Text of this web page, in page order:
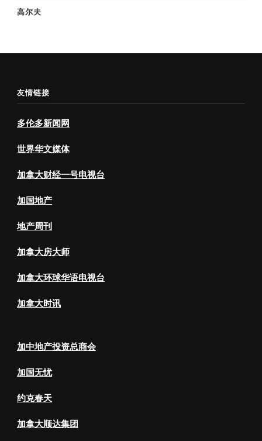
高尔夫
友情链接
多伦多新闻网
世界华文媒体
加拿大财经一号电视台
加国地产
地产周刊
加拿大房大师
加拿大环球华语电视台
加拿大时讯
加中地产投资总商会
加国无忧
约克春天
加拿大顺达集团